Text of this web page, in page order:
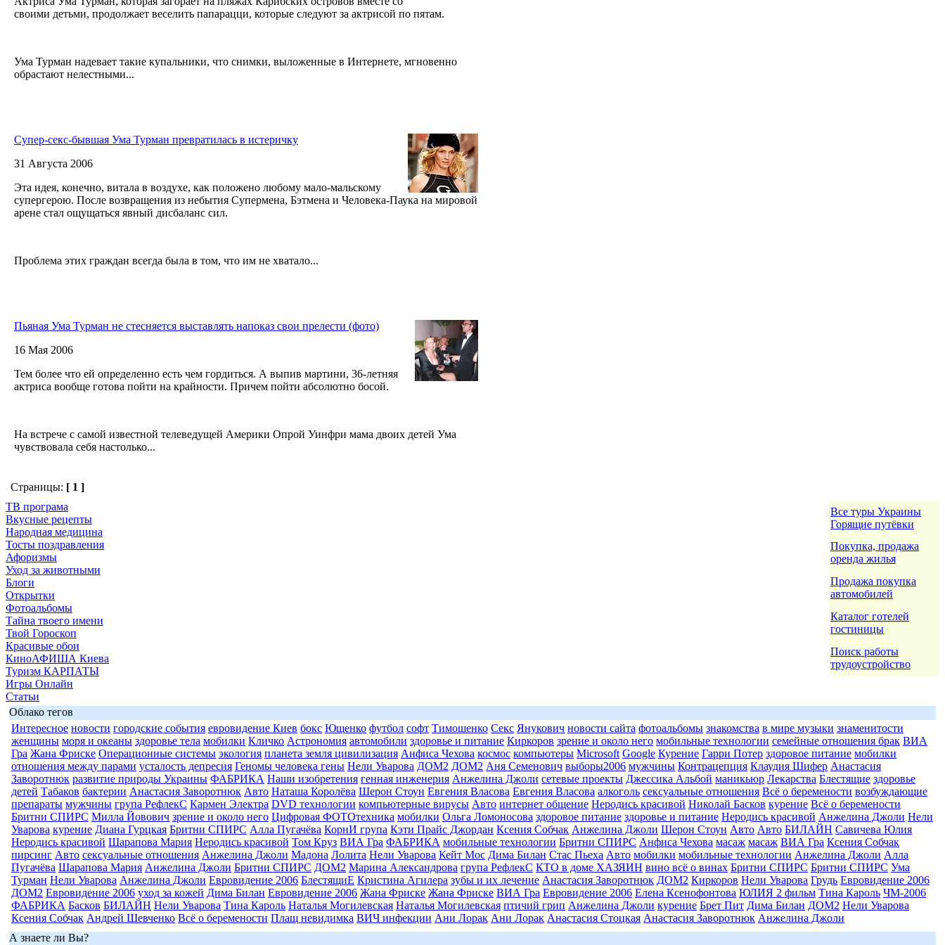
своими детьми, продолжает веселить папарацци, которые следуют за актрисой по пятам.
Ума Турман надевает такие купальники, что снимки, выложенные в Интернете, мгновенно
обрастают нелестными...
Супер-секс-бывшая Ума Турман превратилась в истеричку
31 Августа 2006
Эта идея, конечно, витала в воздухе, как положено любому мало-мальскому
супергерою. После возвращения из небытия Супермена, Бэтмена и Человека-Паука на мировой
арене стал ощущаться явный дисбаланс сил.
Проблема этих граждан всегда была в том, что им не хватало...
Пьяная Ума Турман не стесняется выставлять напоказ свои прелести (фото)
16 Мая 2006
Тем более что ей определенно есть чем гордиться. А выпив мартини, 36-летняя
актриса вообще готова пойти на крайности. Причем пойти абсолютно босой.
На встрече с самой известной телеведущей Америки Опрой Уинфри мама двоих детей Ума
чувствовала себя настолько...
Страницы: [ 1 ]
ТВ програма
Вкусные рецепты
Народная медицина
Тосты поздравления
Афоризмы
Уход за животными
Блоги
Открытки
Фотоальбомы
Тайна твоего имени
Твой Гороскоп
Красивые обои
КиноАФИША Киева
Туризм КАРПАТЫ
Игры Онлайн
Статьи
Все туры Украины
Горящие путёвки
Покупка, продажа
оренда жилья
Продажа покупка
автомобилей
Каталог готелей
гостиницы
Поиск работы
трудоустройство
Облако тегов
Интересное новости городские события евровидение Киев бокс Ющенко футбол софт Тимошенко Секс Янукович новости сайта фотоальбомы знакомства в мире музыки знаменитости
женщины моря и океаны здоровье тела мобилки Кличко Астрономия автомобили здоровье и питание Киркоров зрение и около него мобильные технологии семейные отношения брак ВИА
Гра Жана Фриске Операционные системы экология планета земля цивилизация Анфиса Чехова космос компьютеры Microsoft Google Курение Гарри Потер здоровое питание мобилки
отношения между парами усталость депресия Геномы человека гены Нели Уварова ДОМ2 ДОМ2 Аня Семенович выборы2006 мужчины Контрацепция Клаудия Шифер Анастасия
Заворотнюк развитие природы Украины ФАБРИКА Наши изобретения генная инженерия Анжелина Джоли сетевые проекты Джессика Альбой маникьюр Лекарства Блестящие здоровье
детей Табаков бактерии Анастасия Заворотнюк Авто Наташа Королёва Шерон Стоун Евгения Власова Евгения Власова алкоголь сексуальные отношения Всё о беремености возбуждающие
препараты мужчины група РефлекС Кармен Электра DVD технологии компьютерные вирусы Авто интернет общение Неродись красивой Николай Басков курение Всё о беремености
Бритни СПИРС Милла Йовович зрение и около него Цифровая ФОТОтехника мобилки Ольга Ломоносова здоровое питание здоровье и питание Неродись красивой Анжелина Джоли Нели
Уварова курение Диана Гурцкая Бритни СПИРС Алла Пугачёва КорнИ група Кэти Прайс Джордан Ксения Собчак Анжелина Джоли Шерон Стоун Авто Авто БИЛАЙН Савичева Юлия
Неродись красивой Шарапова Мария Неродись красивой Том Круз ВИА Гра ФАБРИКА мобильные технологии Бритни СПИРС Анфиса Чехова масаж масаж ВИА Гра Ксения Собчак
пирсинг Авто сексуальные отношения Анжелина Джоли Мадона Лолита Нели Уварова Кейт Мос Дима Билан Стас Пьеха Авто мобилки мобильные технологии Анжелина Джоли Алла
Пугачёва Шарапова Мария Анжелина Джоли Бритни СПИРС ДОМ2 Марина Александрова група РефлекС КТО в доме ХАЗЯИН вино всё о винах Бритни СПИРС Бритни СПИРС Ума
Турман Нели Уварова Анжелина Джоли Евровидение 2006 БлестящиЕ Кристина Агилера зубы и их лечение Анастасия Заворотнюк ДОМ2 Киркоров Нели Уварова Грудь Евровидение 2006
ДОМ2 Евровидение 2006 уход за кожей Дима Билан Евровидение 2006 Жана Фриске Жана Фриске ВИА Гра Евровидение 2006 Елена Ксенофонтова ЮЛИЯ 2 фильм Тина Кароль ЧМ-2006
ФАБРИКА Басков БИЛАЙН Нели Уварова Тина Кароль Наталья Могилевская Наталья Могилевская птичий грип Анжелина Джоли курение Брет Пит Дима Билан ДОМ2 Нели Уварова
Ксения Собчак Андрей Шевченко Всё о беремености Плащ невидимка ВИЧ инфекции Ани Лорак Ани Лорак Анастасия Стоцкая Анастасия Заворотнюк Анжелина Джоли
А знаете ли Вы?